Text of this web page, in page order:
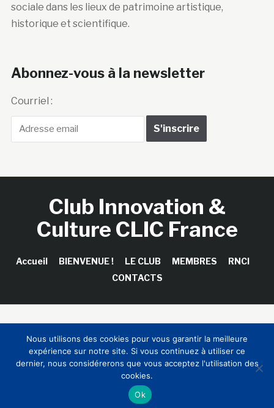
sociale dans les lieux de patrimoine artistique,
historique et scientifique.
Abonnez-vous à la newsletter
Courriel :
Club Innovation &
Culture CLIC France
Accueil BIENVENUE ! LE CLUB MEMBRES
RNCI
CONTACTS
Sinapses Conseils
Nous utilisons des cookies pour vous garantir la meilleure
expérience sur notre site. Si vous continuez à utiliser ce
dernier, nous considérerons que vous acceptez l'utilisation des
cookies.
Ok